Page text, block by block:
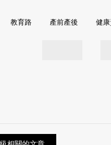
教育路 產前產後 健